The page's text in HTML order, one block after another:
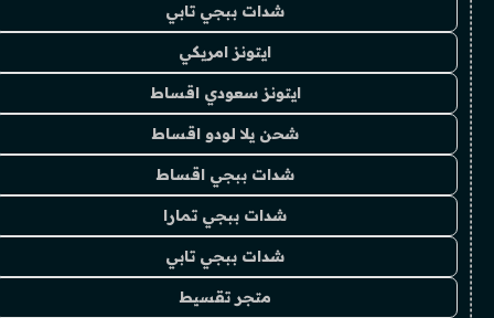
شدات ببجي تابي
ايتونز امريكي
ايتونز سعودي اقساط
شحن يلا لودو اقساط
شدات ببجي اقساط
شدات ببجي تمارا
شدات ببجي تابي
متجر تقسيط